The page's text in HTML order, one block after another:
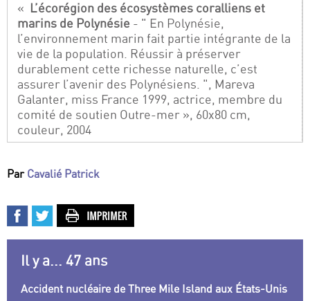
« L’écorégion des écosystèmes coralliens et
marins de Polynésie - " En Polynésie,
l’environnement marin fait partie intégrante de la
vie de la population. Réussir à préserver
durablement cette richesse naturelle, c’est
assurer l’avenir des Polynésiens. ", Mareva
Galanter, miss France 1999, actrice, membre du
comité de soutien Outre-mer », 60x80 cm,
couleur, 2004
Par Cavalié Patrick
Il y a... 47 ans
Accident nucléaire de Three Mile Island aux États-Unis